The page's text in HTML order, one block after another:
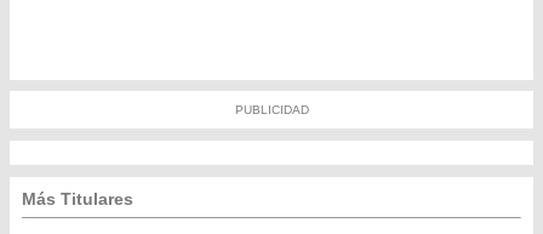
PUBLICIDAD
Más Titulares